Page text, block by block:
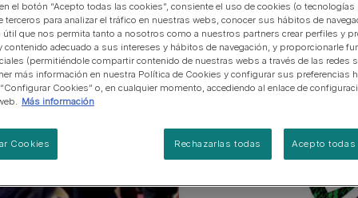
Manejo del peso
Dermatología
Enfermedad Urinaria
Ver todos
Purina Young Veterinarians
Gamas de productos para gatos
Dietas Veterinarias Felinas y productos relacionados
Alimentos Mantenimiento para gatos PRO PLAN®
Productos especiales
NF Renal Function
LiveClear
el botón “Acepto todas las cookies”, consiente el uso de cookies (o
terceros para analizar el tráfico en nuestras webs, conocer sus hábitos de
útil que nos permita tanto a nosotros como a nuestros partners crear perfiles y
contenido adecuado a sus intereses y hábitos de navegación, y proporcionarle
(permitiéndole compartir contenido de nuestras webs a través de las redes
más información en nuestra Política de Cookies y configurar sus preferencias
Cookies” o, en cualquier momento, accediendo al enlace de
Más información
Cookies Rechazarlas todas Acepto todas